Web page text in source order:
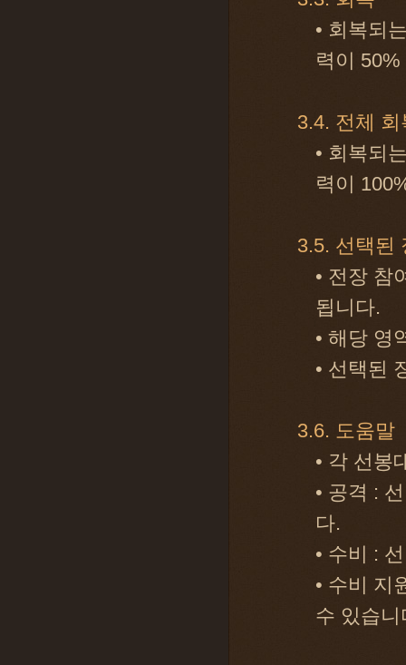
• 회복되
력이
3.4. 전체 회
• 회복되
력이
3.5. 선택된
• 전장 참
됩니다.
• 해당 영
• 선택된
3.6. 도움말
• 각 선봉
• 공격 :
다.
• 수비 :
• 수비 지
수 있습니